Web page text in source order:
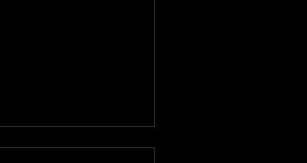
Oficial do Reino